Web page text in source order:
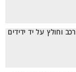
וחולץ על יד ידידים